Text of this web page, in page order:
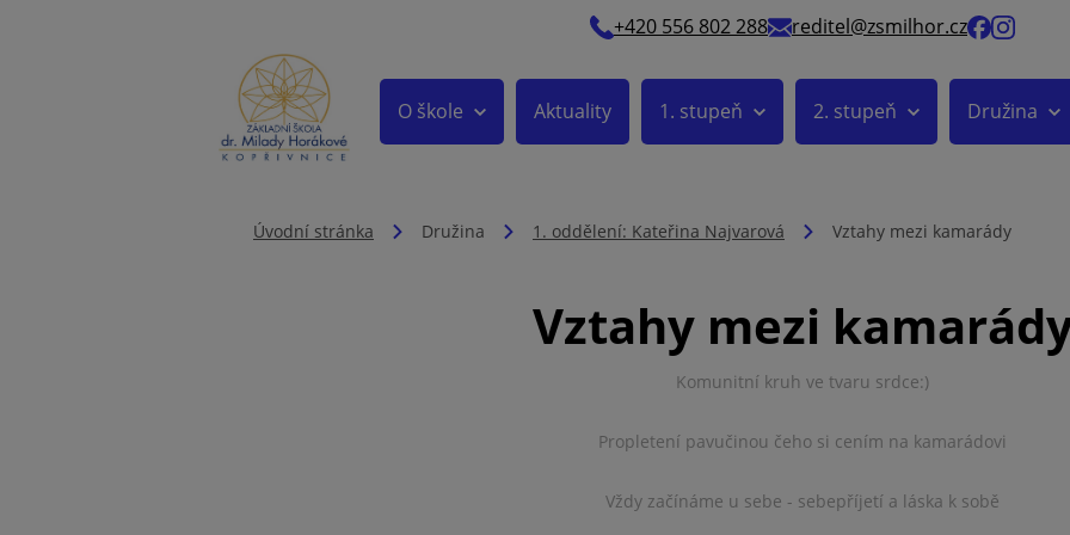
+420 556 802 288 reditel@zsmilhor.cz
O škole Aktuality 1. stupeň 2. stupeň Družina
Úvodní stránka Družina 1. oddělení: Kateřina Najvarová Vztahy mezi kamarády
Vztahy mezi
Komunitní kruh ve tvaru srdce:)
Propletení pavučinou čeho si cením na kamarádovi
Vždy začínáme u sebe - sebepříjetí a láska k sobě